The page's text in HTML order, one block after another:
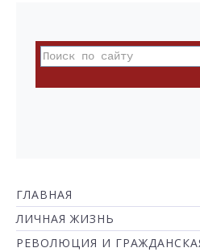
ГЛАВНАЯ
ЛИЧНАЯ ЖИЗНЬ
РЕВОЛЮЦИЯ И